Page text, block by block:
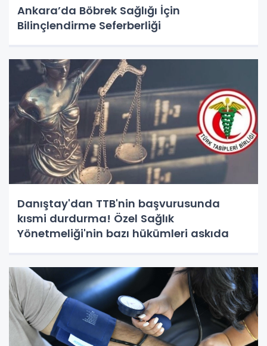
Ankara’da Böbrek Sağlığı İçin
Bilinçlendirme Seferberliği
Danıştay'dan TTB'nin başvurusunda
kısmi durdurma! Özel Sağlık
Yönetmeliği'nin bazı hükümleri askıda